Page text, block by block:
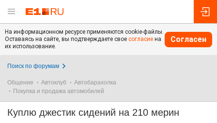
На информационном ресурсе применяются cookie-файлы.
Оставаясь на сайте, вы подтверждаете свое согласие на
их использование.
Согласен
Поиск по форумам
Общение Автоклуб
Автобарахолка
Покупка и продажа автомобилей
Куплю джестик сидений на 210 мерин